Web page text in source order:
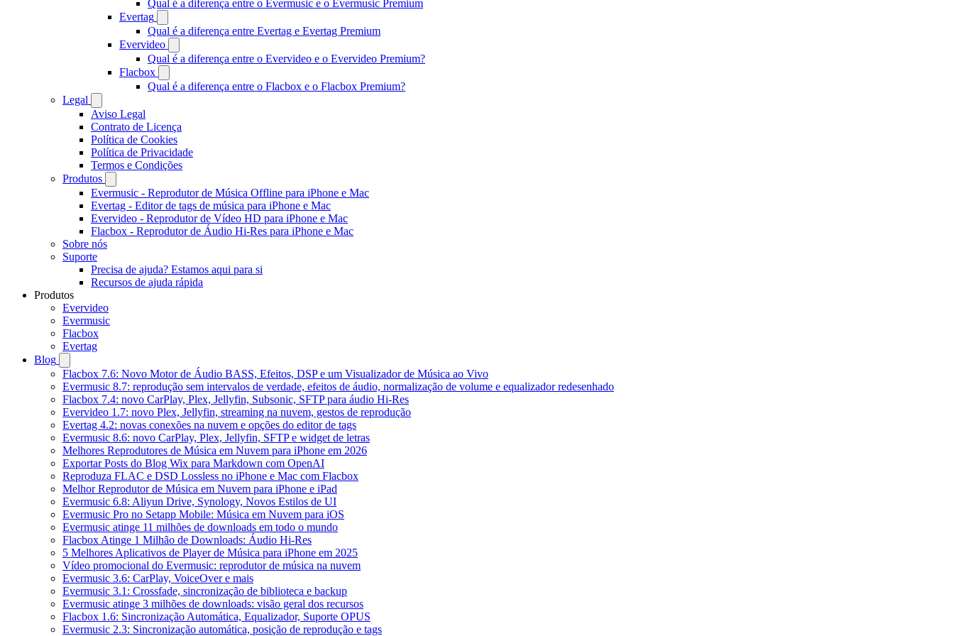
Qual é a diferença entre o Evermusic e o Evermusic Premium
Evertag
Qual é a diferença entre Evertag e Evertag Premium
Evervideo
Qual é a diferença entre o Evervideo e o Evervideo Premium?
Flacbox
Qual é a diferença entre o Flacbox e o Flacbox Premium?
Legal
Aviso Legal
Contrato de Licença
Política de Cookies
Política de Privacidade
Termos e Condições
Produtos
Evermusic - Reprodutor de Música Offline para iPhone e Mac
Evertag - Editor de tags de música para iPhone e Mac
Evervideo - Reprodutor de Vídeo HD para iPhone e Mac
Flacbox - Reprodutor de Áudio Hi-Res para iPhone e Mac
Sobre nós
Suporte
Precisa de ajuda? Estamos aqui para si
Recursos de ajuda rápida
Produtos
Evervideo
Evermusic
Flacbox
Evertag
Blog
Flacbox 7.6: Novo Motor de Áudio BASS, Efeitos, DSP e um Visualizador de Música ao Vivo
Evermusic 8.7: reprodução sem intervalos de verdade, efeitos de áudio, normalização de volume e equalizador redesenhado
Flacbox 7.4: novo CarPlay, Plex, Jellyfin, Subsonic, SFTP para áudio Hi-Res
Evervideo 1.7: novo Plex, Jellyfin, streaming na nuvem, gestos de reprodução
Evertag 4.2: novas conexões na nuvem e opções do editor de tags
Evermusic 8.6: novo CarPlay, Plex, Jellyfin, SFTP e widget de letras
Melhores Reprodutores de Música em Nuvem para iPhone em 2026
Exportar Posts do Blog Wix para Markdown com OpenAI
Reproduza FLAC e DSD Lossless no iPhone e Mac com Flacbox
Melhor Reprodutor de Música em Nuvem para iPhone e iPad
Evermusic 6.8: Aliyun Drive, Synology, Novos Estilos de UI
Evermusic Pro no Setapp Mobile: Música em Nuvem para iOS
Evermusic atinge 11 milhões de downloads em todo o mundo
Flacbox Atinge 1 Milhão de Downloads: Áudio Hi-Res
5 Melhores Aplicativos de Player de Música para iPhone em 2025
Vídeo promocional do Evermusic: reprodutor de música na nuvem
Evermusic 3.6: CarPlay, VoiceOver e mais
Evermusic 3.1: Crossfade, sincronização de biblioteca e backup
Evermusic atinge 3 milhões de downloads: visão geral dos recursos
Flacbox 1.6: Sincronização Automática, Equalizador, Suporte OPUS
Evermusic 2.3: Sincronização automática, posição de reprodução e tags